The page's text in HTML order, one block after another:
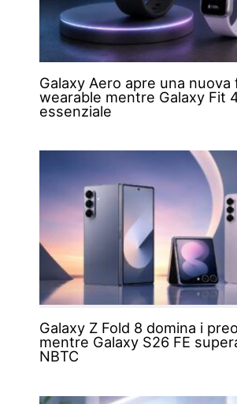
Galaxy Aero apre una nuova
wearable mentre Galaxy Fit
essenziale
Galaxy Z Fold 8 domina i
mentre Galaxy S26 FE
NBTC